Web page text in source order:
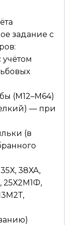
задание с
(М12–М64)
— при
(в
38ХА,
25Х2М1Ф,